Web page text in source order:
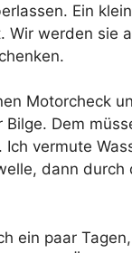
Ein
Wir werden sie
Motorcheck
Bilge. Dem
Ich vermute
dann durch
ein paar